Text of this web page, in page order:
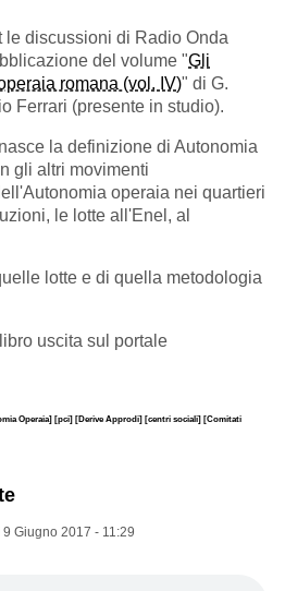
le discussioni di Radio Onda
del volume "Gli
romana (vol. IV)" di G.
Ferrari (presente in studio).
la definizione di Autonomia
gli altri movimenti
operaia nei quartieri
le lotte all'Enel, al
lotte e di quella metodologia
uscita sul portale
Operaia] [pci] [Derive Approdi] [centri sociali] [Comitati
9 Giugno 2017 - 11:29